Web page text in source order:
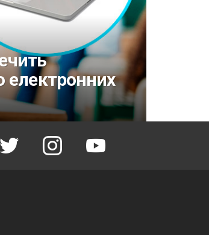
twitter instagram youtube